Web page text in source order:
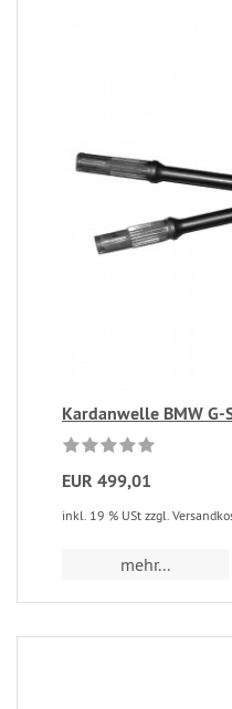
Kardanwelle BMW
EUR 499,01
inkl. 19 % USt zzgl.
mehr...